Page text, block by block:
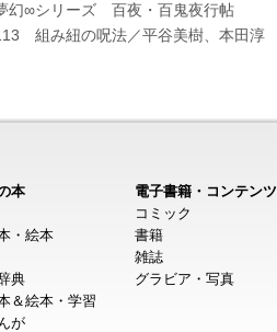
幻∞シリーズ 百夜・百鬼夜行帖
組み紐の呪法／平谷美樹、本田淳
本
・絵本
典
＆絵本・学習
が
電子書籍・コンテンツ
コミック
書籍
雑誌
グラビア・写真